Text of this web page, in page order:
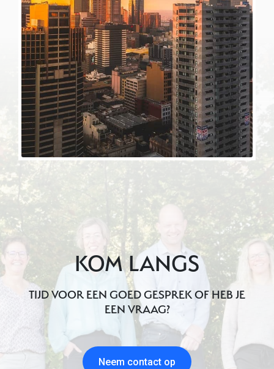
KOM LANGS
TIJD VOOR EEN GOED GESPREK OF HEB JE
EEN VRAAG?
Neem contact op